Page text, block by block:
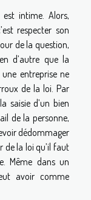
intime. Alors,
respecter son
de la question,
d’autre que la
entreprise ne
de la loi. Par
saisie d’un bien
de la personne,
dédommager
de la loi qu’il faut
Même dans un
avoir comme